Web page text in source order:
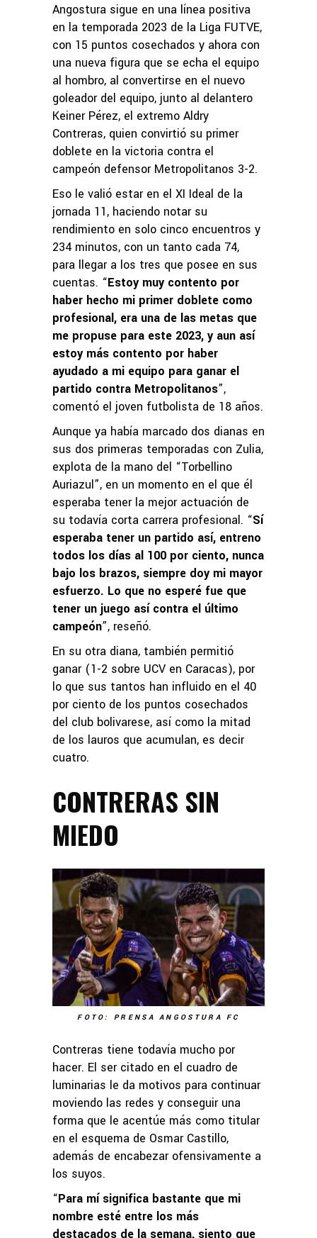
Angostura sigue en una línea positiva
en la temporada 2023 de la Liga FUTVE,
con 15 puntos cosechados y ahora con
una nueva figura que se echa el equipo
al hombro, al convertirse en el nuevo
goleador del equipo, junto al delantero
Keiner Pérez, el extremo Aldry
Contreras, quien convirtió su primer
doblete en la victoria contra el
campeón defensor Metropolitanos 3-2.
Eso le valió estar en el XI Ideal de la
jornada 11, haciendo notar su
rendimiento en solo cinco encuentros y
234 minutos, con un tanto cada 74,
para llegar a los tres que posee en sus
cuentas. “Estoy muy contento por
haber hecho mi primer doblete como
profesional, era una de las metas que
me propuse para este 2023, y aun así
estoy más contento por haber
ayudado a mi equipo para ganar el
partido contra Metropolitanos”,
comentó el joven futbolista de 18 años.
Aunque ya había marcado dos dianas en
sus dos primeras temporadas con Zulia,
explota de la mano del “Torbellino
Auriazul”, en un momento en el que él
esperaba tener la mejor actuación de
su todavía corta carrera profesional. “Sí
esperaba tener un partido así, entreno
todos los días al 100 por ciento, nunca
bajo los brazos, siempre doy mi mayor
esfuerzo. Lo que no esperé fue que
tener un juego así contra el último
campeón”, reseñó.
En su otra diana, también permitió
ganar (1-2 sobre UCV en Caracas), por
lo que sus tantos han influido en el 40
por ciento de los puntos cosechados
del club bolivarese, así como la mitad
de los lauros que acumulan, es decir
cuatro.
CONTRERAS SIN
MIEDO
FOTO: PRENSA ANGOSTURA FC
Contreras tiene todavía mucho por
hacer. El ser citado en el cuadro de
luminarias le da motivos para continuar
moviendo las redes y conseguir una
forma que le acentúe más como titular
en el esquema de Osmar Castillo,
además de encabezar ofensivamente a
los suyos.
“Para mí significa bastante que mi
nombre esté entre los más
destacados de la semana, siento que